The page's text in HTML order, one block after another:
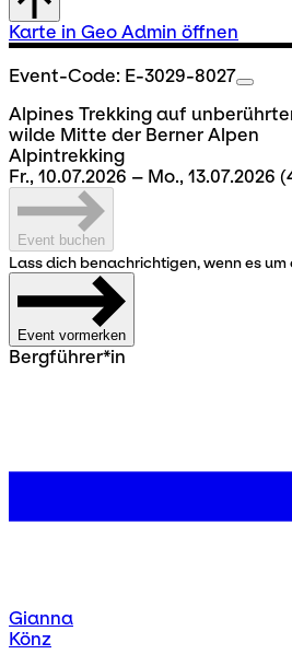
Karte in Geo Admin öffnen
Event-Code: E-3029-8027
Alpines Trekking auf
wilde Mitte der Berner Alpen
Alpintrekking
Fr., 10.07.2026 – Mo., 13.07.2026
Event buchen
Lass dich benachrichtigen, wenn es
Event vormerken
Bergführer*in
Gianna
Könz